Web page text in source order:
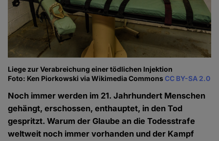
Liege zur Verabreichung einer tödlichen Injektion
Foto: Ken Piorkowski via Wikimedia CommonsCC BY-SA 2.0
Noch immer werden im 21. Jahrhundert Menschen
gehängt, erschossen, enthauptet, in den Tod
gespritzt. Warum der Glaube an die Todesstrafe
weltweit noch immer vorhanden und der Kampf